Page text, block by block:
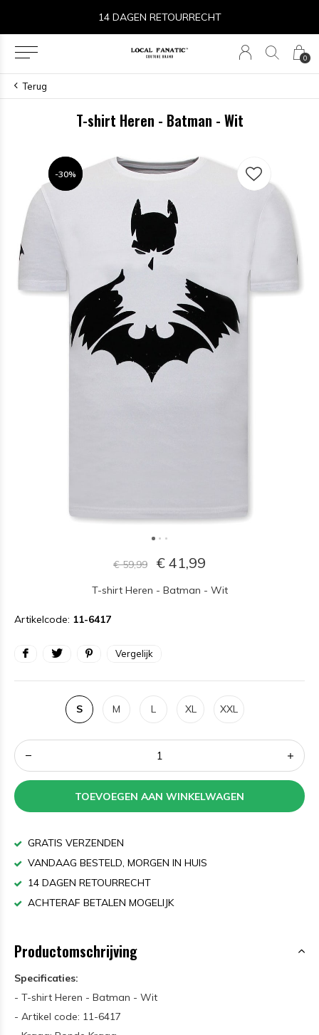
0
14 DAGEN RETOURRECHT
Terug
T-shirt Heren - Batman - Wit
-30%
-30%
€ 59,99 € 41,99
T-shirt Heren - Batman - Wit
Artikelcode: 11-6417
Vergelijk
S M L XL XXL
TOEVOEGEN AAN WINKELWAGEN
GRATIS VERZENDEN
VANDAAG BESTELD, MORGEN IN HUIS
14 DAGEN RETOURRECHT
ACHTERAF BETALEN MOGELIJK
Productomschrijving
Specificaties:
- T-shirt Heren - Batman - Wit
- Artikel code: 11-6417